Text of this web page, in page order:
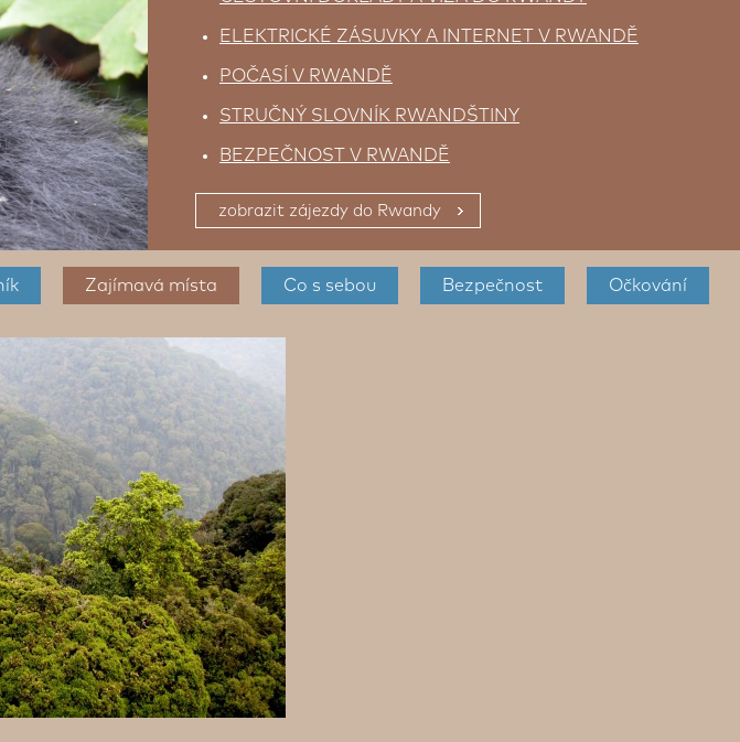
ELEKTRICKÉ ZÁSUVKY A INTERNET V RWANDĚ
POČASÍ V RWANDĚ
STRUČNÝ SLOVNÍK RWANDŠTINY
BEZPEČNOST V RWANDĚ
zobrazit zájezdy do Rwandy
Zajímavá místa Co s sebou Bezpečnost Očkování